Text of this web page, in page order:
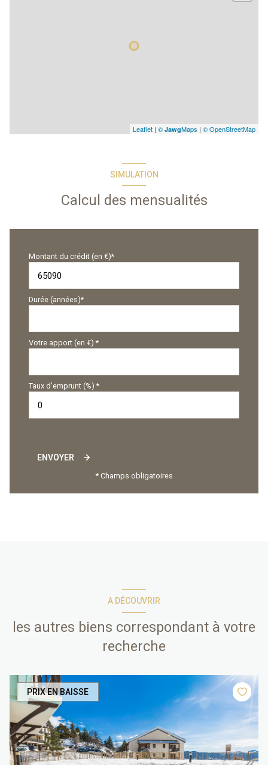
Leaflet | © JawgMaps | © OpenStreetMap
SIMULATION
Calcul des mensualités
Montant du crédit (en €)*
Durée (années)*
Votre apport (en €) *
Taux d'emprunt (%) *
ENVOYER
* Champs obligatoires
A DÉCOUVRIR
les autres biens correspondant à votre
recherche
PRIX EN BAISSE